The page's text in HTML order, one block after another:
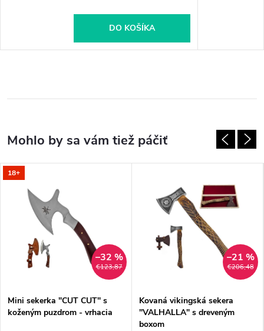
DO KOŠÍKA
18+
€123,87
–32 %
Mini sekerka "CUT CUT" s
koženým puzdrom - vrhacia
€206,48
–21 %
Kovaná vikingská sekera
"VALHALLA" s dreveným
boxom